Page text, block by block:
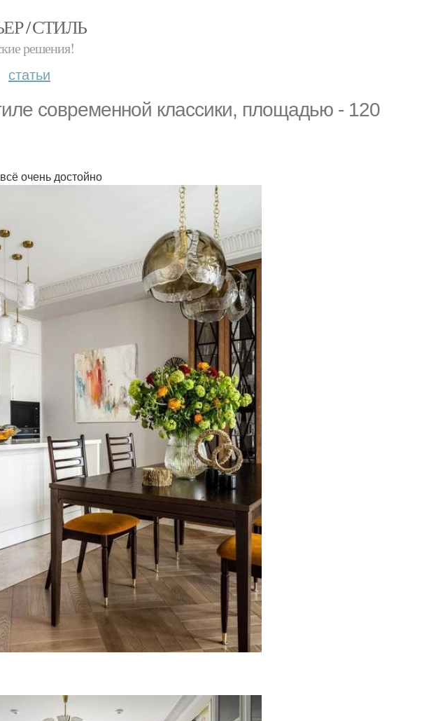
/ СТИЛЬ
решения!
статьи
современной классики, площадью - 120
очень достойно